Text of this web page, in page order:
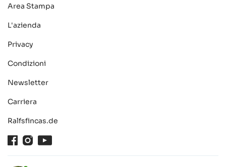
Area Stampa
L'azienda
Privacy
Condizioni
Newsletter
Carriera
Ralfsfincas.de
FacebookInstagram